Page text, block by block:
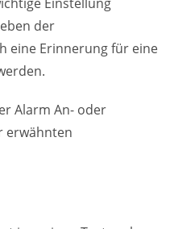
der
eine Erinnerung für eine
Alarm An- oder
erwähnten